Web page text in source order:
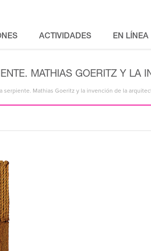
ACTIVIDADES EN LÍNEA
MATHIAS GOERITZ Y LA
serpiente. Mathias Goeritz y la invención de la